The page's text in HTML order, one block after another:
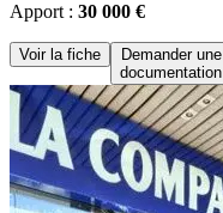
Apport : 30 000 €
Voir la fiche
Demander une
documentation